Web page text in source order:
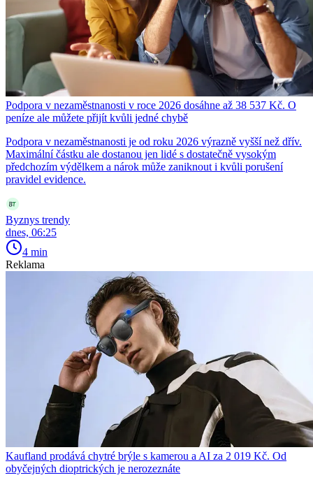
Podpora v nezaměstnanosti v roce 2026 dosáhne až 38 537 Kč. O
peníze ale můžete přijít kvůli jedné chybě
Podpora v nezaměstnanosti je od roku 2026 výrazně vyšší než dřív.
Maximální částku ale dostanou jen lidé s dostatečně vysokým
předchozím výdělkem a nárok může zaniknout i kvůli porušení
pravidel evidence.
Byznys trendy
dnes, 06:25
4 min
Reklama
Kaufland prodává chytré brýle s kamerou a AI za 2 019 Kč. Od
obyčejných dioptrických je nerozeznáte